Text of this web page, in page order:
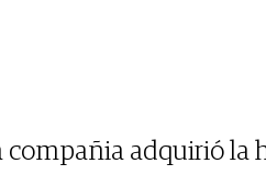
compañia adquirió la